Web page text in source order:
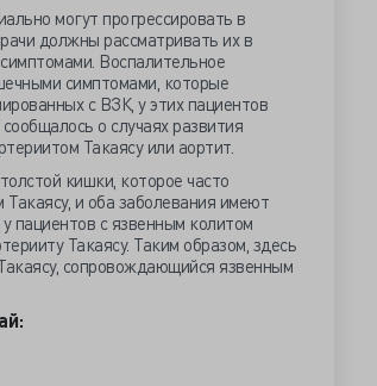
могут прогрессировать в
должны рассматривать их в
Воспалительное
симптомами, которые
с ВЗК, у этих пациентов
о случаях развития
Такаясу или аортит.
кишки, которое часто
и оба заболевания имеют
пациентов с язвенным колитом
Такаясу. Таким образом, здесь
сопровождающийся язвенным